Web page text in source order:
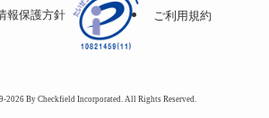
報保護方針 ご利用規約
2026 By Checkfield Incorporated. All Rights Reserved.